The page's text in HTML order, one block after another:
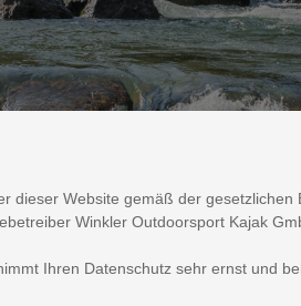
dieser Website gemäß der
Winkler Outdoorsport Kajak
Ihren Datenschutz sehr ernst und